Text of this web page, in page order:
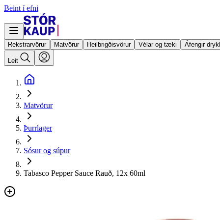
Beint í efni
Rekstrarvörur Matvörur Heilbrigðisvörur Vélar og tæki Áfengir
Leit
Matvörur
Þurrlager
Sósur og súpur
Tabasco Pepper Sauce Rauð, 12x 60ml